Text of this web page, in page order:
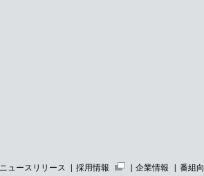
ニュースリリース 採用情報 企業情報
番組